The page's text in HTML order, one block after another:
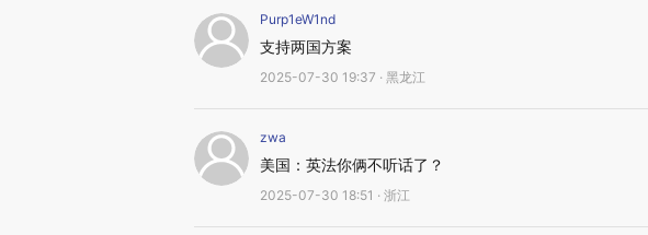
Purp1eW1nd
支持两国方案
2025-07-30 19:37 · 黑龙江
zwa
美国：英法你俩不听话了？
2025-07-30 18:51 · 浙江